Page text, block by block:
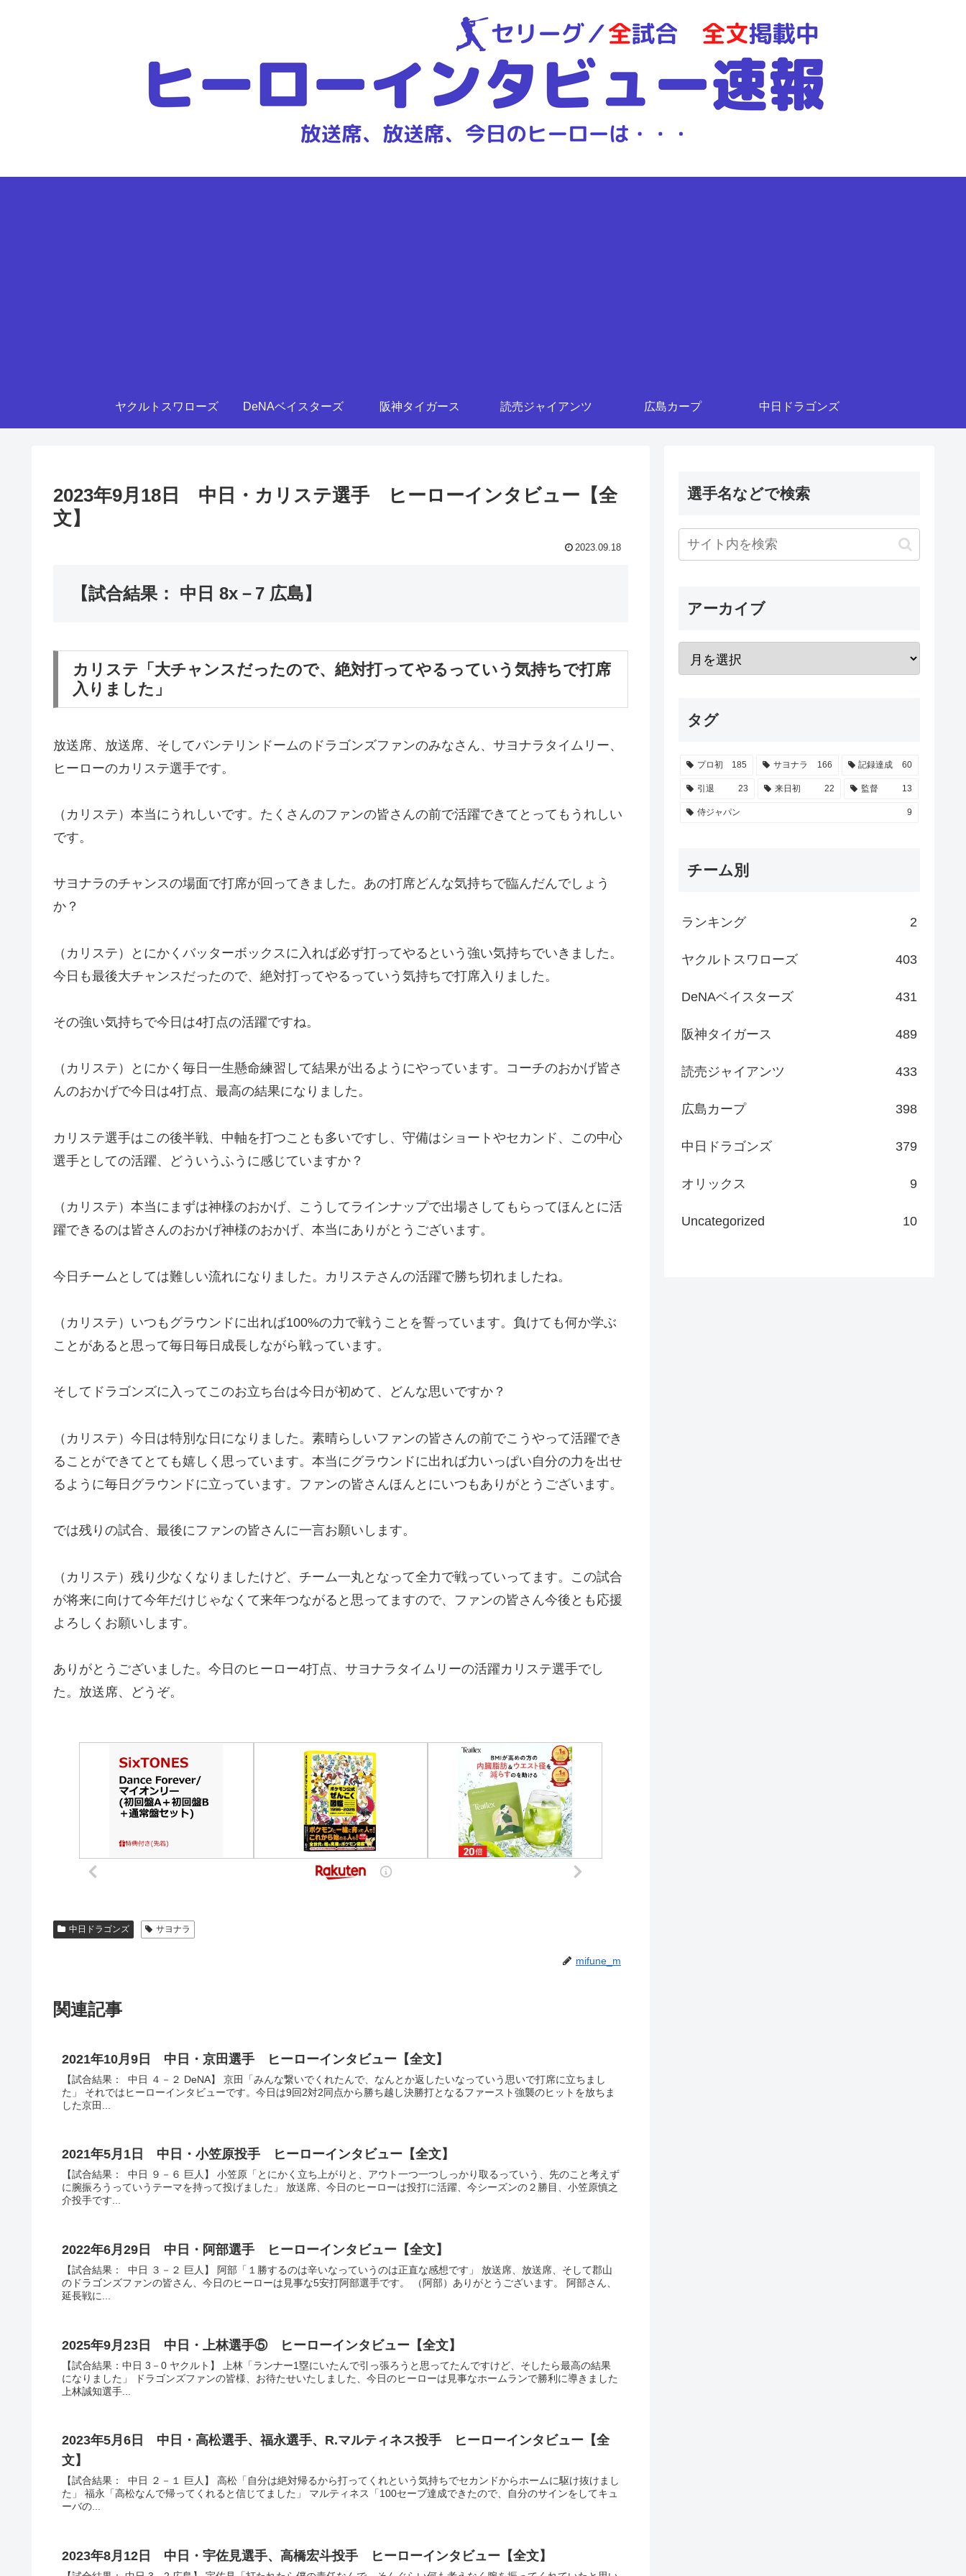
ヤクルトスワローズ DeNAベイスターズ 阪神タイガース 読売ジャイアンツ 広島カープ 中日ドラゴンズ
2023年9月18日 中日・カリステ選手 ヒーローインタビュー【全
文】
2023.09.18
【試合結果： 中日 8x－7 広島】
カリステ「大チャンスだったので、絶対打ってやるっていう気持ちで打席
入りました」
放送席、放送席、そしてバンテリンドームのドラゴンズファンのみなさん、サヨナラタイムリー、
ヒーローのカリステ選手です。
（カリステ）本当にうれしいです。たくさんのファンの皆さんの前で活躍できてとってもうれしい
です。
サヨナラのチャンスの場面で打席が回ってきました。あの打席どんな気持ちで臨んだんでしょう
か？
（カリステ）とにかくバッターボックスに入れば必ず打ってやるという強い気持ちでいきました。
今日も最後大チャンスだったので、絶対打ってやるっていう気持ちで打席入りました。
その強い気持ちで今日は4打点の活躍ですね。
（カリステ）とにかく毎日一生懸命練習して結果が出るようにやっています。コーチのおかげ皆さ
んのおかげで今日は4打点、最高の結果になりました。
カリステ選手はこの後半戦、中軸を打つことも多いですし、守備はショートやセカンド、この中心
選手としての活躍、どういうふうに感じていますか？
（カリステ）本当にまずは神様のおかげ、こうしてラインナップで出場さしてもらってほんとに活
躍できるのは皆さんのおかげ神様のおかげ、本当にありがとうございます。
今日チームとしては難しい流れになりました。カリステさんの活躍で勝ち切れましたね。
（カリステ）いつもグラウンドに出れば100%の力で戦うことを誓っています。負けても何か学ぶ
ことがあると思って毎日毎日成長しながら戦っています。
そしてドラゴンズに入ってこのお立ち台は今日が初めて、どんな思いですか？
（カリステ）今日は特別な日になりました。素晴らしいファンの皆さんの前でこうやって活躍でき
ることができてとても嬉しく思っています。本当にグラウンドに出れば力いっぱい自分の力を出せ
るように毎日グラウンドに立っています。ファンの皆さんほんとにいつもありがとうございます。
では残りの試合、最後にファンの皆さんに一言お願いします。
（カリステ）残り少なくなりましたけど、チーム一丸となって全力で戦っていってます。この試合
が将来に向けて今年だけじゃなくて来年つながると思ってますので、ファンの皆さん今後とも応援
よろしくお願いします。
ありがとうございました。今日のヒーロー4打点、サヨナラタイムリーの活躍カリステ選手でし
た。放送席、どうぞ。
中日ドラゴンズ サヨナラ
mifune_m
関連記事
2021年10月9日 中日・京田選手 ヒーローインタビュー【全文】
【試合結果： 中日 ４－２ DeNA】 京田「みんな繋いでくれたんで、なんとか返したいなっていう思いで打席に立ちまし
た」 それではヒーローインタビューです。今日は9回2対2同点から勝ち越し決勝打となるファースト強襲のヒットを放ちま
した京田...
2021年5月1日 中日・小笠原投手 ヒーローインタビュー【全文】
【試合結果： 中日 ９－６ 巨人】 小笠原「とにかく立ち上がりと、アウト一つ一つしっかり取るっていう、先のこと考えず
に腕振ろうっていうテーマを持って投げました」 放送席、今日のヒーローは投打に活躍、今シーズンの２勝目、小笠原慎之
介投手です...
2022年6月29日 中日・阿部選手 ヒーローインタビュー【全文】
【試合結果： 中日 ３－２ 巨人】 阿部「１勝するのは辛いなっていうのは正直な感想です」 放送席、放送席、そして郡山
のドラゴンズファンの皆さん、今日のヒーローは見事な5安打阿部選手です。 （阿部）ありがとうございます。 阿部さん、
延長戦に...
2025年9月23日 中日・上林選手⑤ ヒーローインタビュー【全文】
【試合結果：中日 3－0 ヤクルト】 上林「ランナー1塁にいたんで引っ張ろうと思ってたんですけど、そしたら最高の結果
になりました」 ドラゴンズファンの皆様、お待たせいたしました、今日のヒーローは見事なホームランで勝利に導きました
上林誠知選手...
2023年5月6日 中日・高松選手、福永選手、R.マルティネス投手 ヒーローインタビュー【全
文】
【試合結果： 中日 ２－１ 巨人】 高松「自分は絶対帰るから打ってくれという気持ちでセカンドからホームに駆け抜けまし
た」 福永「高松なんで帰ってくれると信じてました」 マルティネス「100セーブ達成できたので、自分のサインをしてキュ
ーバの...
2023年8月12日 中日・宇佐見選手、高橋宏斗投手 ヒーローインタビュー【全文】
選手名などで検索
アーカイブ
タグ
プロ初 185 サヨナラ 166 記録達成 60
引退 23 来日初 22 監督 13
侍ジャパン 9
チーム別
ランキング 2
ヤクルトスワローズ 403
DeNAベイスターズ 431
阪神タイガース 489
読売ジャイアンツ 433
広島カープ 398
中日ドラゴンズ 379
オリックス 9
Uncategorized 10